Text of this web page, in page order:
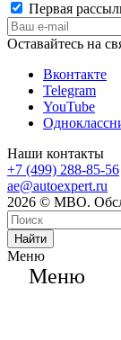
Первая
Оставайтесь на
Вконтакте
Telegram
YouTube
Наши контакты
+7 (499) 288-85-56
ae@autoexpert.ru
2026 © МВО.
Найти
Меню
Меню